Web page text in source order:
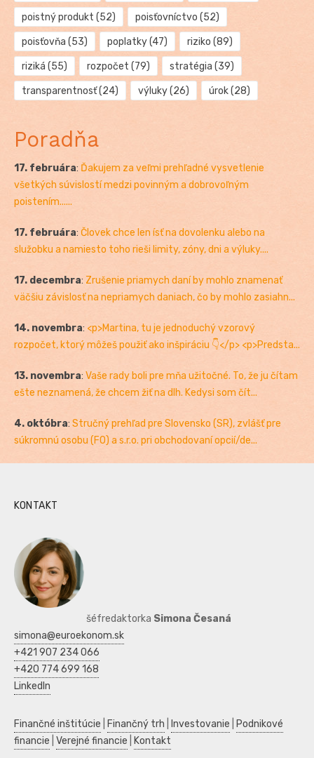
poistný produkt (52) poisťovníctvo (52)
poisťovňa (53) poplatky(47) riziko (89)
riziká (55) rozpočet (79) stratégia (39)
transparentnosť(24) výluky(26) úrok(28)
Poradňa
17. februára: Ďakujem za veľmi prehľadné vysvetlenie
všetkých súvislostí medzi povinným a dobrovoľným
poistením......
17. februára: Človek chce len ísť na dovolenku alebo na
služobku a namiesto toho rieši limity, zóny, dni a výluky....
17. decembra: Zrušenie priamych daní by mohlo znamenať
väčšiu závislosť na nepriamych daniach, čo by mohlo zasiahn...
14. novembra: <p>Martina, tu je jednoduchý vzorový
rozpočet, ktorý môžeš použiť ako inšpiráciu 👇</p> <p>Predsta...
13. novembra: Vaše rady boli pre mňa užitočné. To, že ju čítam
ešte neznamená, že chcem žiť na dlh. Kedysi som čít...
4. októbra: Stručný prehľad pre Slovensko (SR), zvlášť pre
súkromnú osobu (FO) a s.r.o. pri obchodovaní opcií/de...
KONTAKT
šéfredaktorka Simona Česaná
simona@euroekonom.sk
+421 907 234 066
+420 774 699 168
LinkedIn
Finančné inštitúcie Finančný trh Investovanie
Podnikové
financie Verejné financie Kontakt